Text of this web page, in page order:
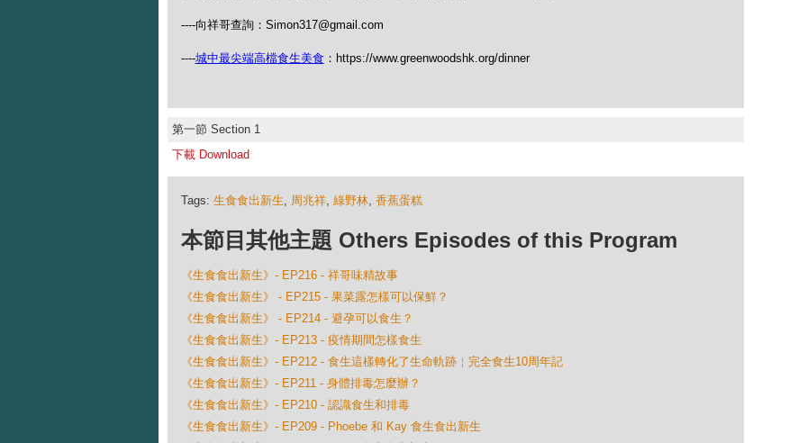
----向祥哥查詢：Simon317@gmail.com
----城中最尖端高檔食生美食 ：https://www.greenwoodshk.org/dinner
第一節 Section 1
下載 Download
Tags: 生食食出新生, 周兆祥, 綠野林, 香蕉蛋糕
本節目其他主題 Others Episodes of this Program
《生食食出新生》- EP216 - 祥哥味精故事
《生食食出新生》 - EP215 - 果菜露怎樣可以保鮮？
《生食食出新生》 - EP214 - 避孕可以食生？
《生食食出新生》- EP213 - 疫情期間怎樣食生
《生食食出新生》- EP212 - 食生這樣轉化了生命軌跡￤完全食生10周年記
《生食食出新生》- EP211 - 身體排毒怎麼辦？
《生食食出新生》- EP210 - 認識食生和排毒
《生食食出新生》- EP209 - Phoebe 和 Kay 食生食出新生